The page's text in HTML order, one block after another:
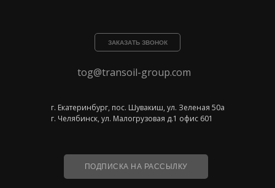
ПОДПИСКА НА РАССЫЛКУ
ЗАКАЗАТЬ ЗВОНОК
tog@transoil-group.com
г. Екатеринбург, пос. Шувакиш, ул. Зеленая 50а
г. Челябинск, ул. Малогрузовая д.1 офис 601